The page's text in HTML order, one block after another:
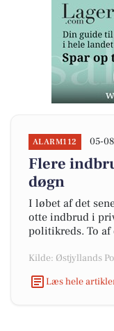
ALARM112 05-
Flere
døgn
I løbet af det
otte indbrud i
politikreds. To af
Kilde: Østjyllands
Læs hele